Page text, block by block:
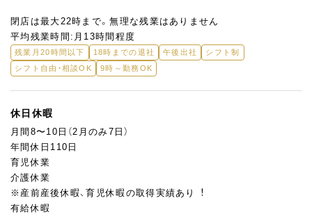
閉店は最大22時まで。無理な残業はありません
平均残業時間:月13時間程度
残業月20時間以下 18時までの退社 午後出社
シフト制
シフト自由・相談OK
9時～勤務OK
休日休暇
月間8〜10日（2月のみ7日）
年間休日110日
育児休業
介護休業
※産前産後休暇、育児休暇の取得実績あり︕
有給休暇